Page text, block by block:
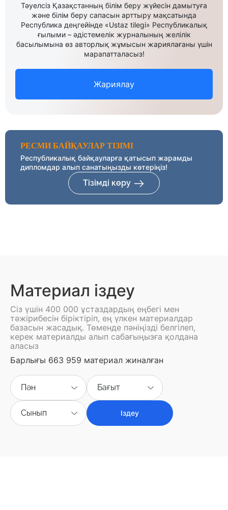
Тәуелсіз Қазақстанның білім беру жүйесін дамытуға
және білім беру сапасын арттыру мақсатында
Республика деңгейінде «Ustaz tilegi» Республикалық
ғылыми – әдістемелік журналының желілік
басылымына өз авторлық жұмысын жариялағаны үшін
марапатталасыз!
Жариялау
РЕСМИ БАЙҚАУЛАР ТІЗІМІ
Республикалық байқауларға қатысып жарамды
дипломдар алып санатыңызды көтеріңіз!
Тізімді көру
Материал іздеу
Сіз үшін 400 000 ұстаздардың еңбегі мен
тәжірибесін біріктіріп, ең үлкен материалдар
базасын жасадық. Төменде пәніңізді белгілеп,
керек материалды алып сабағыңызға қолдана
аласыз
Барлығы 663 959 материал жиналған
Пән Бағыт
Сынып Іздеу